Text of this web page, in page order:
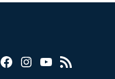
Facebook
Instagram
YouTube
RSS